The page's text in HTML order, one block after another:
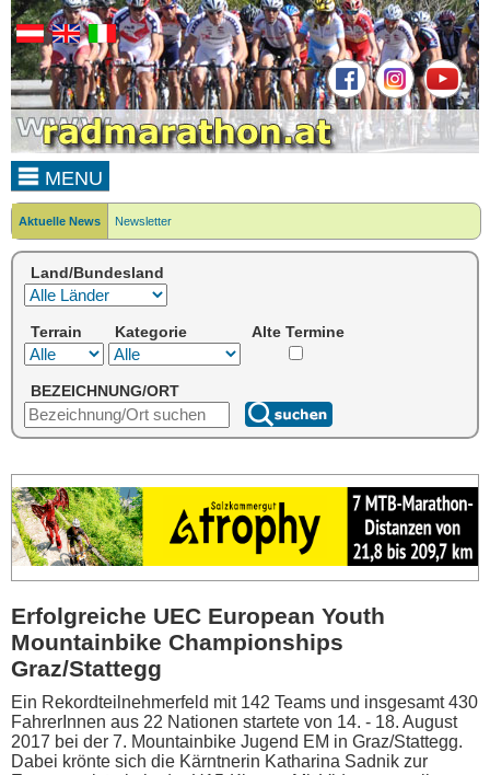
MENU
Aktuelle News Newsletter
Land/Bundesland
Terrain Kategorie Alte Termine
BEZEICHNUNG/ORT
Erfolgreiche UEC European Youth
Mountainbike Championships
Graz/Stattegg
Ein Rekordteilnehmerfeld mit 142 Teams und insgesamt 430
FahrerInnen aus 22 Nationen startete von 14. - 18. August
2017 bei der 7. Mountainbike Jugend EM in Graz/Stattegg.
Dabei krönte sich die Kärntnerin Katharina Sadnik zur